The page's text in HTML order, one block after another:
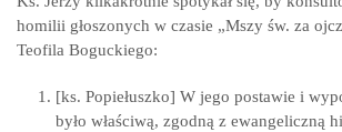
homilii głoszonych w czasie „Mszy św. za
Teofila Boguckiego:
[ks. Popiełuszko] W jego postawie i
było właściwą, zgodną z ewangeliczną